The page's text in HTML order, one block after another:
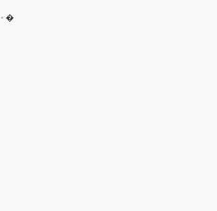
(منسوبي الإدارات الهندسية المختلفة (الدراسات والتصاميم - �